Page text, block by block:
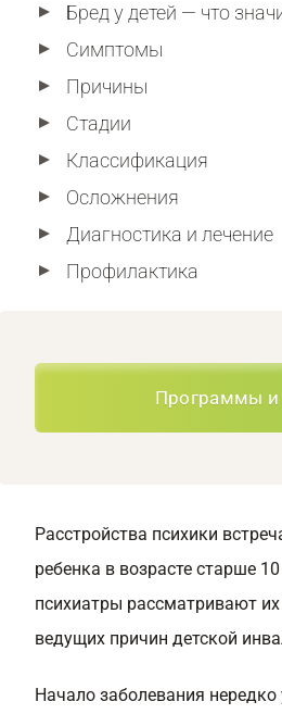
Бред у детей — что
Симптомы
Причины
Стадии
Классификация
Осложнения
Диагностика и лечение
Профилактика
Программы
Расстройства психики
ребенка в возрасте старше
психиатры рассматривают
ведущих причин детской
Начало заболевания нередко